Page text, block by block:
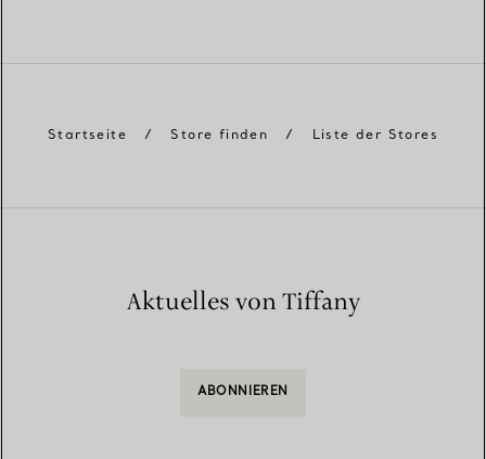
Startseite / Store finden / Liste der Stores
Aktuelles von Tiffany
ABONNIEREN